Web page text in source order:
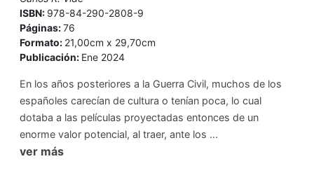
ISBN: 978-84-290-2808-9
Páginas:76
Formato: 21,00cm x 29,70cm
Publicación: Ene 2024
En los años posteriores a la Guerra Civil, muchos de los
españoles carecían de cultura o tenían poca, lo cual
dotaba a las películas proyectadas entonces de un
enorme valor potencial, al traer, ante los ...
ver más